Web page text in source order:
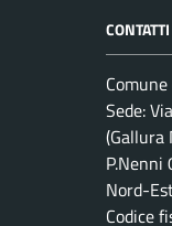
CONTATTI
Sede:
(Gallura
P.Nenni
Nord-
Codice